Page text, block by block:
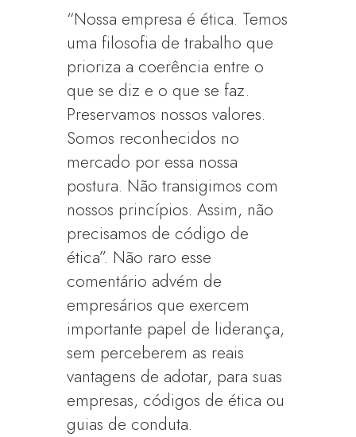
“Nossa empresa é ética. Temos
uma filosofia de trabalho que
prioriza a coerência entre o
que se diz e o que se faz.
Preservamos nossos valores.
Somos reconhecidos no
mercado por essa nossa
postura. Não transigimos com
nossos princípios. Assim, não
precisamos de código de
ética”. Não raro esse
comentário advém de
empresários que exercem
importante papel de liderança,
sem perceberem as reais
vantagens de adotar, para suas
empresas, códigos de ética ou
guias de conduta.